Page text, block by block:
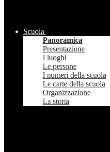
Scuola
Panoramica
Presentazione
I luoghi
Le persone
I numeri della scuola
Le carte della scuola
Organizzazione
La storia